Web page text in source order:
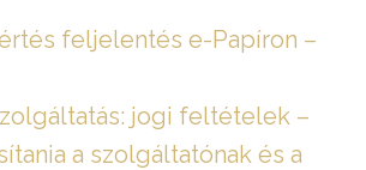
feljelentés e-Papíron –
jogi feltételek –
a szolgáltatónak és a